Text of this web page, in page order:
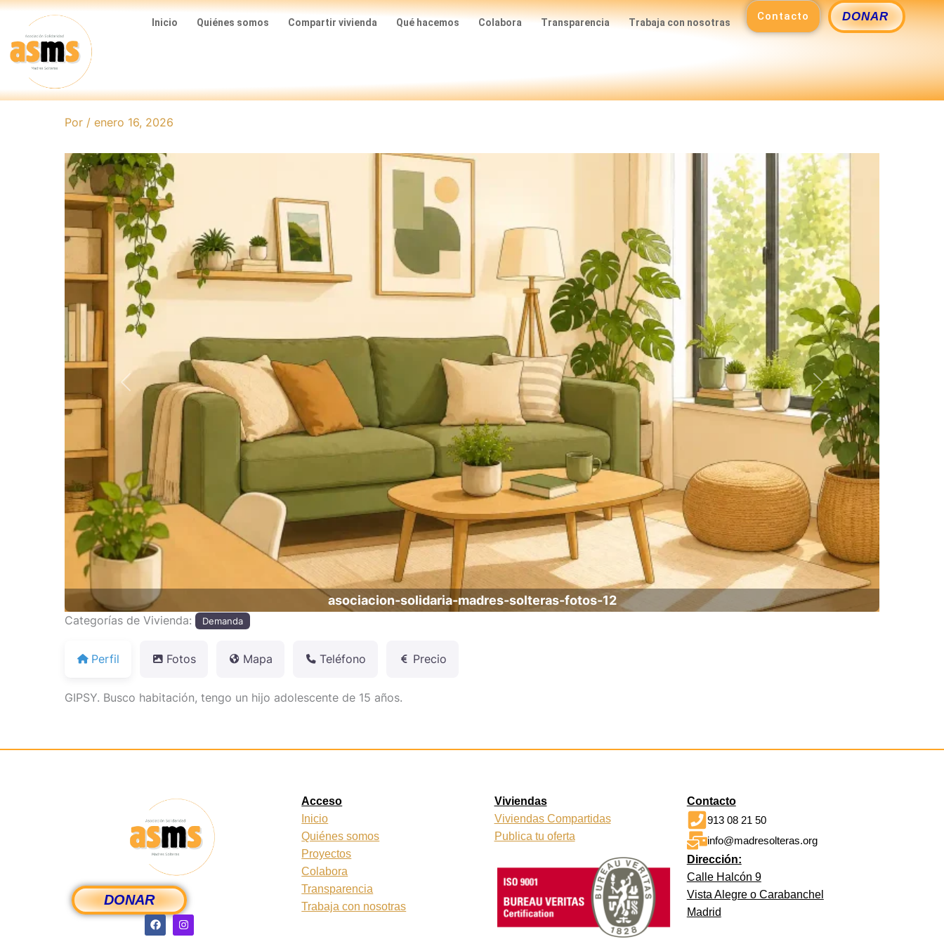
Ir
contenido
Inicio Quiénes somos Compartir vivienda Qué hacemos Colabora Transparencia Trabaja con nosotras Contacto DONAR
Por / enero 16, 2026
asociacion-solidaria-madres-solteras-fotos-12
Anterior Siguiente
Categorías de Vivienda: Demanda
Perfil Fotos Mapa Teléfono Precio
GIPSY. Busco habitación, tengo un hijo adolescente de 15 años.
DONAR
F
a
c
I
n
s
Acceso
Inicio
Quiénes somos
Proyectos
Colabora
Transparencia
Trabaja con nosotras
Viviendas
Viviendas Compartidas
Publica tu oferta
Contacto
913 08 21 50
info@madresolteras.org
Dirección:
Calle Halcón 9
Vista Alegre o Carabanchel
Madrid